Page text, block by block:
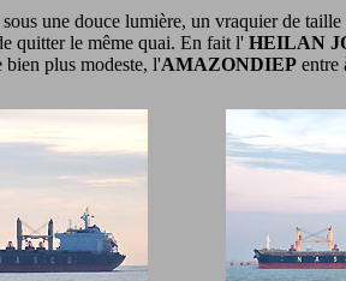
une douce lumière, un vraquier de
quitter le même quai. En fait l' HEILAN
plus modeste, l'AMAZONDIEP entre